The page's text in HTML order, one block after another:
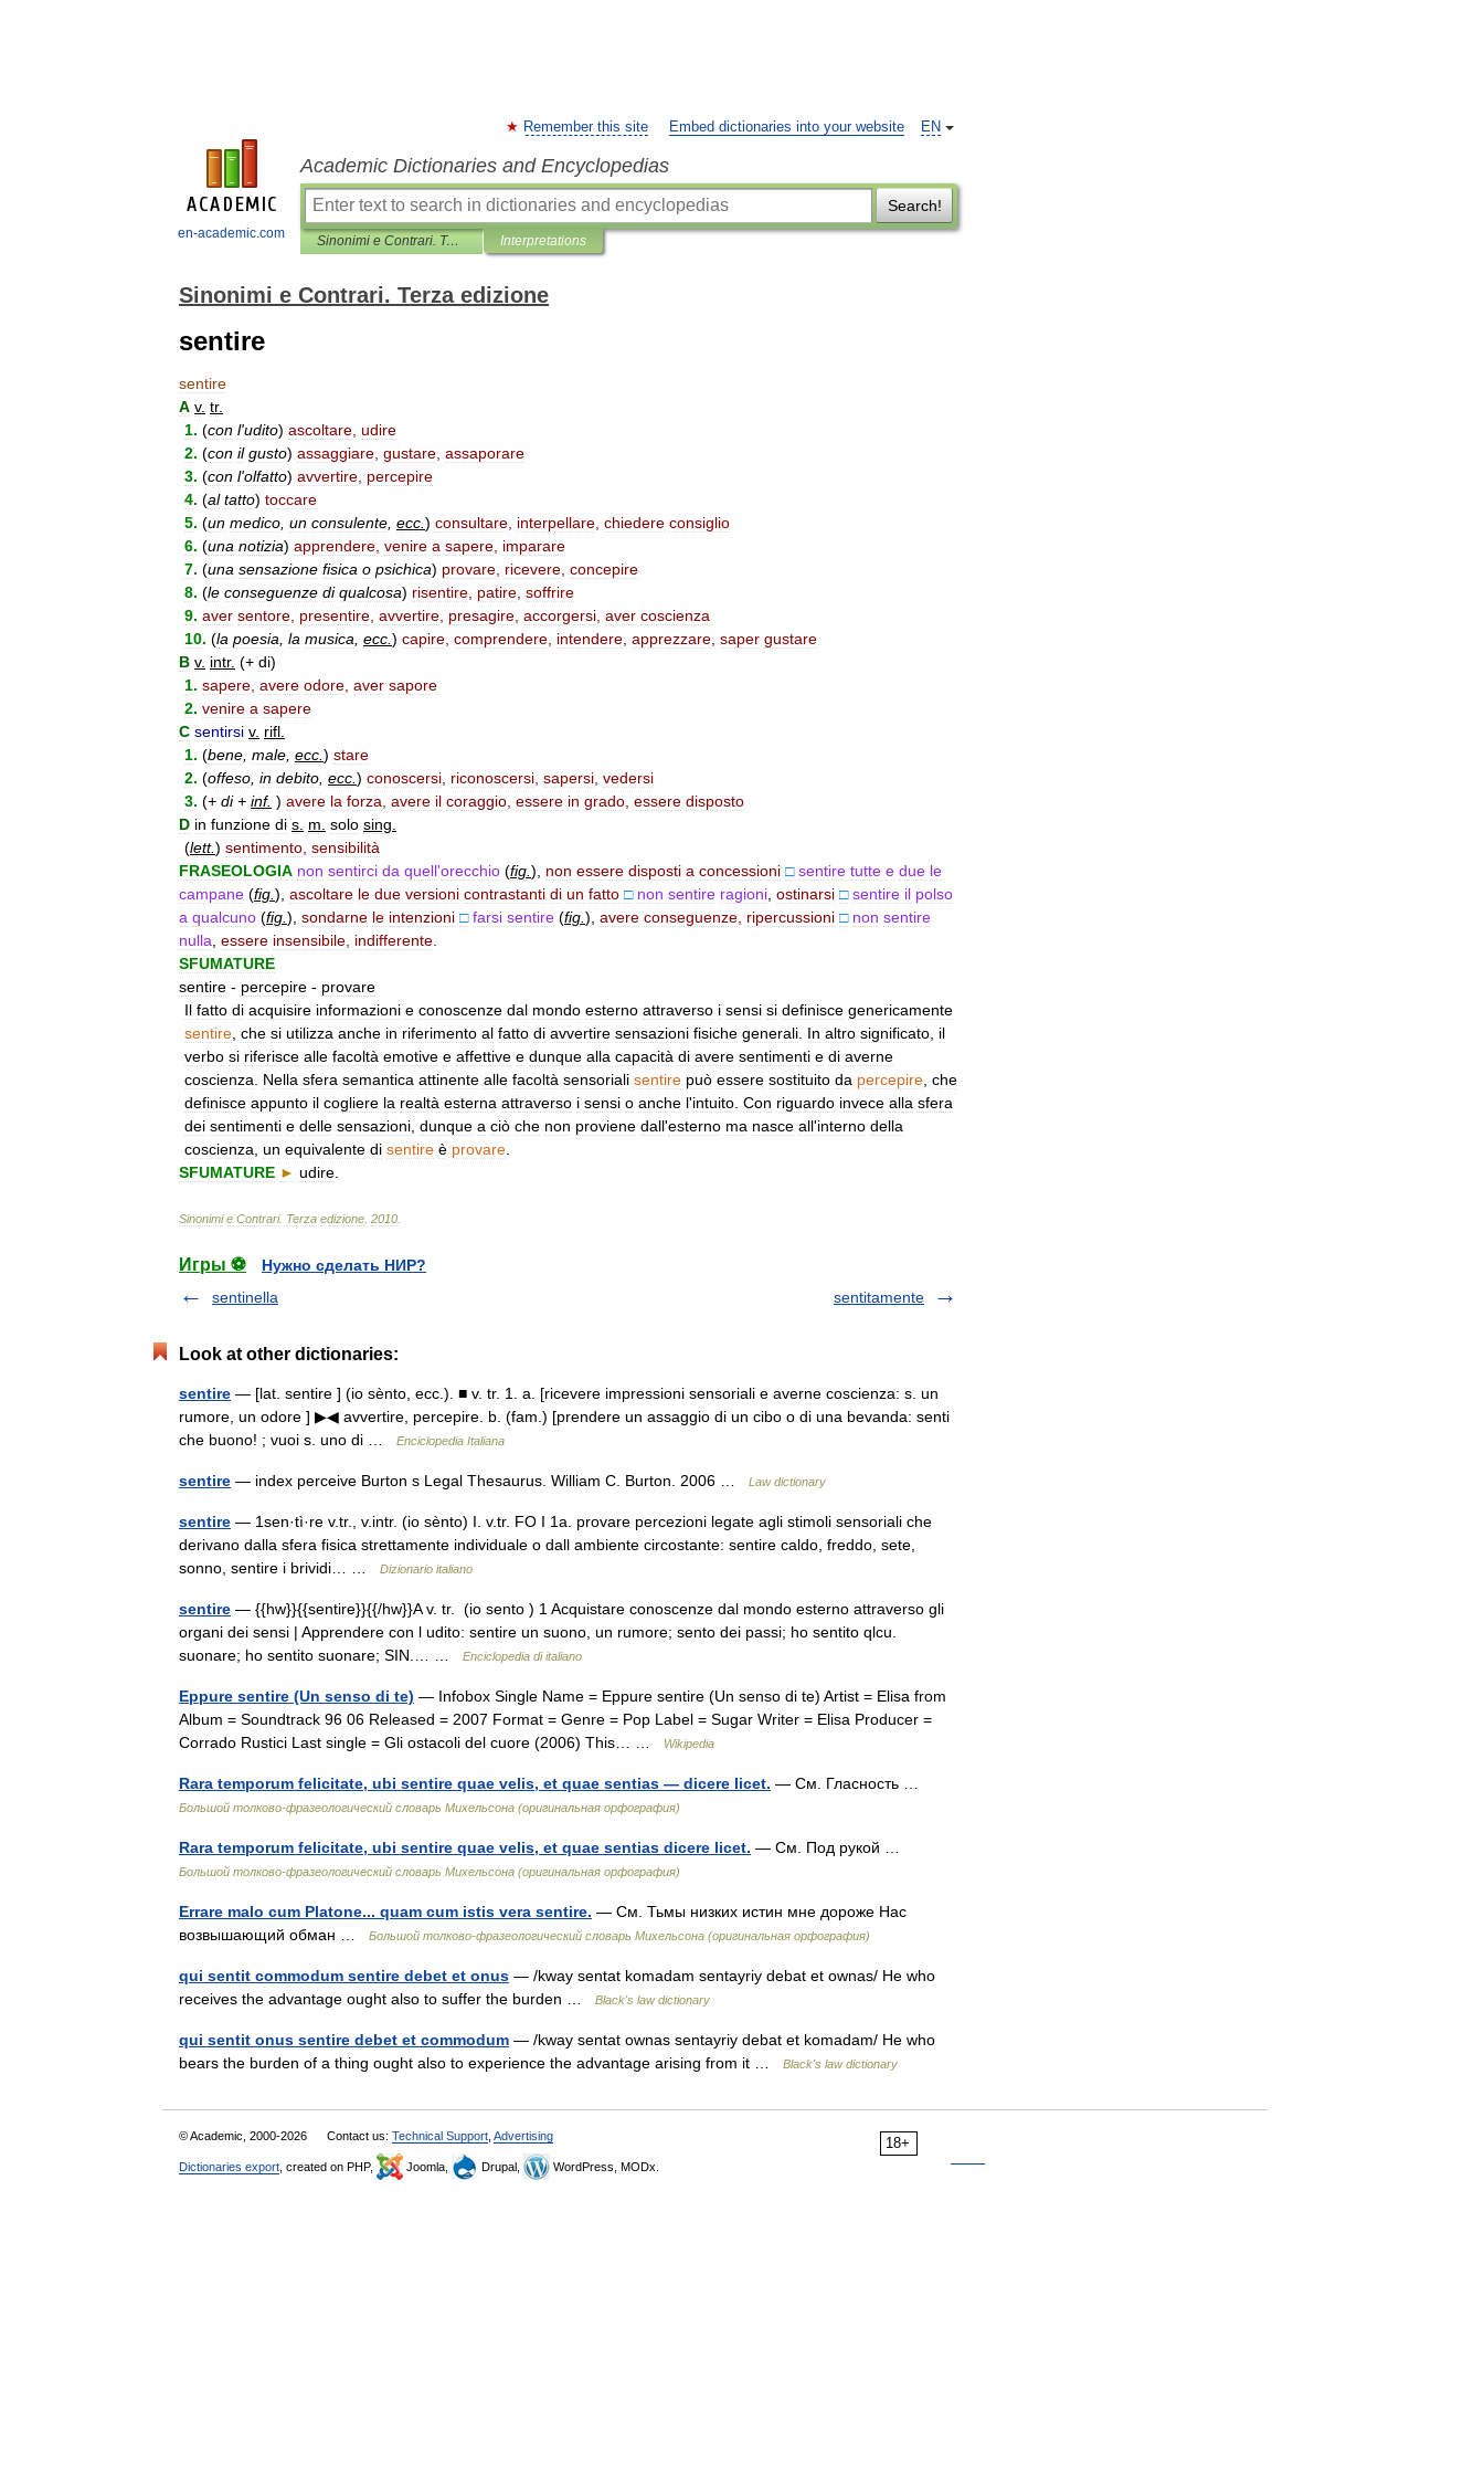
en-academic.com
EN
Remember this site Embed dictionaries into your website
Academic Dictionaries and Encyclopedias
Search!
Sinonimi e Contrari. Terza edizione Interpretations
Sinonimi e Contrari. Terza edizione
sentire
sentire
A v. tr.
1. (con l'udito) ascoltare udire
2. (con il gusto) assaggiare gustare assaporare
3. (con l'olfatto) avvertire percepire
4. (al tatto) toccare
5. (un medico un consulente ecc ) consultare interpellare chiedere consiglio
6. (una notizia) apprendere venire a sapere imparare
7. (una sensazione fisica o psichica) provare ricevere concepire
8. (le conseguenze di qualcosa) risentire patire soffrire
9. aver sentore presentire avvertire presagire accorgersi aver coscienza
10. (la poesia la musica ecc ) capire comprendere intendere apprezzare saper gustare
B v. intr. (+ di)
1. sapere avere odore aver sapore
2. venire a sapere
C sentirsi v. rifl
1. (bene male ecc ) stare
2. (offeso in debito ecc ) conoscersi riconoscersi sapersi vedersi
3. (+ di+ inf. ) avere la forza avere il coraggio essere in grado essere disposto
D in funzione di s m solo sing
(lett.) sentimento sensibilità
FRASEOLOGIA non sentirci da quell'orecchio (fig ) non essere disposti a concessioni □ sentire tutte e due le
campane (fig ) ascoltare le due versioni contrastanti di un fatto □ non sentire ragioni ostinarsi □ sentire il polso
a qualcuno (fig ) sondarne le intenzioni □ farsi sentire (fig ) avere conseguenze ripercussioni □ non sentire
nulla essere insensibile indifferente
SFUMATURE
sentire - percepire - provare
Il fatto di acquisire informazioni e conoscenze dal mondo esterno attraverso i sensi si definisce genericamente
sentire che si utilizza anche in riferimento al fatto di avvertire sensazioni fisiche generali In altro significato il
verbo si riferisce alle facoltà emotive e affettive e dunque alla capacità di avere sentimenti e di averne
coscienza
Nella sfera semantica attinente alle facoltà sensoriali sentire può essere sostituito da percepire che
definisce appunto il cogliere la realtà esterna attraverso i sensi o anche l'intuito Con riguardo invece alla sfera
dei sentimenti e delle sensazioni dunque a ciò che non proviene dall'esterno ma nasce all'interno della
coscienza un equivalente di sentire è provare
SFUMATURE ► udire
Sinonimi e Contrari. Terza edizione 2010
Игры ⚽
Нужно сделать НИР?
sentinella
sentitamente
Look at other dictionaries:
sentire — [lat. sentire ] (io sènto, ecc.). ■ v. tr. 1. a. [ricevere impressioni sensoriali e averne coscienza: s. un
rumore, un odore ] ▶◀ avvertire, percepire. b. (fam.) [prendere un assaggio di un cibo o di una bevanda: senti
che buono! ; vuoi s. uno di …
Enciclopedia Italiana
sentire — index perceive Burton s Legal Thesaurus. William C. Burton. 2006 … Law dictionary
sentire — 1sen·tì·re v.tr., v.intr. (io sènto) I. v.tr. FO I 1a. provare percezioni legate agli stimoli sensoriali che
derivano dalla sfera fisica strettamente individuale o dall ambiente circostante: sentire caldo, freddo, sete,
sonno, sentire i brividi… …
Dizionario italiano
sentire — {{hw}}{{sentire}}{{/hw}}A v. tr. (io sento ) 1 Acquistare conoscenze dal mondo esterno attraverso gli
organi dei sensi | Apprendere con l udito: sentire un suono, un rumore; sento dei passi; ho sentito qlcu.
suonare; ho sentito suonare; SIN.… …
Enciclopedia di italiano
Eppure sentire (Un senso di te) — Infobox Single Name = Eppure sentire (Un senso di te) Artist = Elisa from
Album = Soundtrack 96 06 Released = 2007 Format = Genre = Pop Label = Sugar Writer = Elisa Producer =
Corrado Rustici Last single = Gli ostacoli del cuore (2006) This… …
Wikipedia
Rara temporum felicitate, ubi sentire quae velis, et quae sentias — dicere licet. — См. Гласность …
Большой толково-фразеологический словарь Михельсона (оригинальная орфография)
Rara temporum felicitate, ubi sentire quae velis, et quae sentias dicere licet. — См. Под рукой …
Большой толково-фразеологический словарь Михельсона (оригинальная орфография)
Errare malo cum Platone... quam cum istis vera sentire. — См. Тьмы низких истин мне дороже Нас
возвышающий обман …
Большой толково-фразеологический словарь Михельсона (оригинальная орфография)
qui sentit commodum sentire debet et onus — /kway sentat komadam sentayriy debat et ownas/ He who
receives the advantage ought also to suffer the burden …
Black's law dictionary
qui sentit onus sentire debet et commodum — /kway sentat ownas sentayriy debat et komadam/ He who
bears the burden of a thing ought also to experience the advantage arising from it …
Black's law dictionary
18+
© Academic, 2000-2026 Contact us: Technical Support Advertising
Dictionaries export , created on PHP, Joomla, Drupal, WordPress, MODx.